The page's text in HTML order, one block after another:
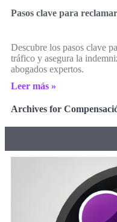
Pasos clave para
Descubre los pasos clave
tráfico y asegura la
abogados expertos.
Leer más »
Archives for